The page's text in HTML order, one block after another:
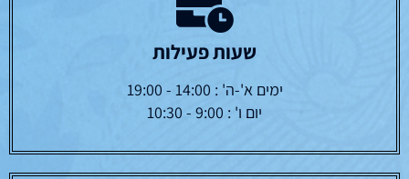
שעות פעילות
ימים א'-ה' : 14:00 - 19:00
יום ו' : 9:00 - 10:30